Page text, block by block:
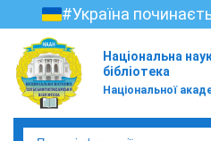
#Україна
Національна
бібліотека
Національної